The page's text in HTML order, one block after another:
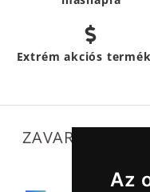
Az
Extrém akciós
ZAVARTALAN